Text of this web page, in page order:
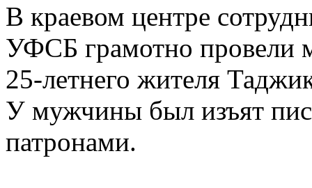
В краевом центре
УФСБ грамотно провели
25-летнего жителя
У мужчины был изъят
патронами.